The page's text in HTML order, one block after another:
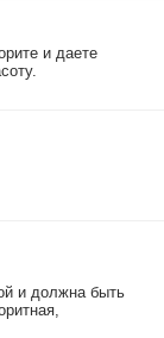
и даете
и должна быть